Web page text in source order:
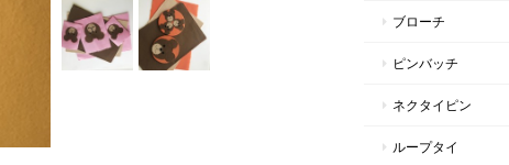
ブローチ
ピンバッチ
ネクタイピン
ループタイ